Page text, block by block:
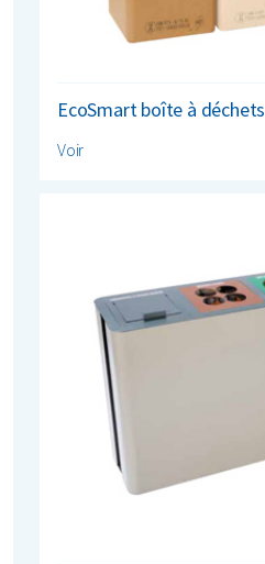
EcoSmart boîte à déchets
Voir